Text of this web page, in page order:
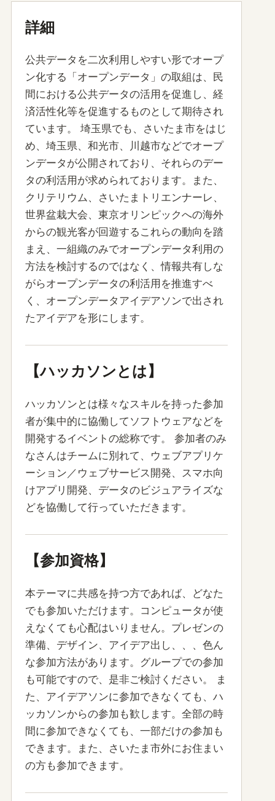
詳細
公共データを二次利用しやすい形でオープ
ン化する「オープンデータ」の取組は、民
間における公共データの活用を促進し、経
済活性化等を促進するものとして期待され
ています。 埼玉県でも、さいたま市をはじ
め、埼玉県、和光市、川越市などでオープ
ンデータが公開されており、それらのデー
タの利活用が求められております。また、
クリテリウム、さいたまトリエンナーレ、
世界盆栽大会、東京オリンピックへの海外
からの観光客が回遊するこれらの動向を踏
まえ、一組織のみでオープンデータ利用の
方法を検討するのではなく、情報共有しな
がらオープンデータの利活用を推進すべ
く、オープンデータアイデアソンで出され
たアイデアを形にします。
【ハッカソンとは】
ハッカソンとは様々なスキルを持った参加
者が集中的に協働してソフトウェアなどを
開発するイベントの総称です。 参加者のみ
なさんはチームに別れて、ウェブアプリケ
ーション／ウェブサービス開発、スマホ向
けアプリ開発、データのビジュアライズな
どを協働して行っていただきます。
【参加資格】
本テーマに共感を持つ方であれば、どなた
でも参加いただけます。コンピュータが使
えなくても心配はいりません。プレゼンの
準備、デザイン、アイデア出し、、、色ん
な参加方法があります。グループでの参加
も可能ですので、是非ご検討ください。 ま
た、アイデアソンに参加できなくても、ハ
ッカソンからの参加も歓します。全部の時
間に参加できなくても、一部だけの参加も
できます。また、さいたま市外にお住まい
の方も参加できます。